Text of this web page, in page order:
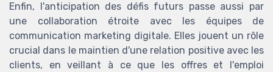
Enfin, l'anticipation des défis futurs passe aussi par
une collaboration étroite avec les équipes de
communication marketing digitale. Elles jouent un rôle
crucial dans le maintien d'une relation positive avec les
clients, en veillant à ce que les offres et l'emploi